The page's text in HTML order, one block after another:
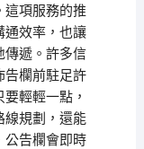
這項服務的推
通效率，也讓
傳遞。許多信
告欄前駐足許
輕輕一點，
線規劃，還能
公告欄會即時